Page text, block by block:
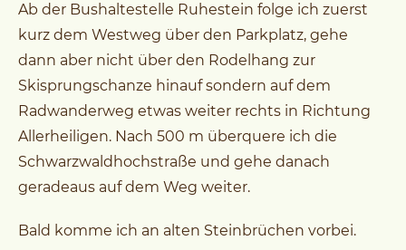
Ab der Bushaltestelle Ruhestein folge ich zuerst
kurz dem Westweg über den Parkplatz, gehe
dann aber nicht über den Rodelhang zur
Skisprungschanze hinauf sondern auf dem
Radwanderweg etwas weiter rechts in Richtung
Allerheiligen. Nach 500 m überquere ich die
Schwarzwaldhochstraße und gehe danach
geradeaus auf dem Weg weiter.
Bald komme ich an alten Steinbrüchen vorbei.